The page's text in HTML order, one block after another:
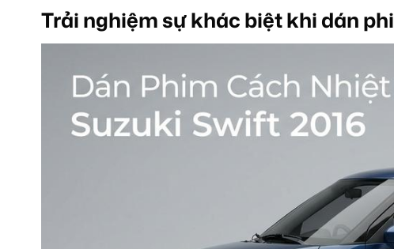
Trải nghiệm sự khác biệt khi dán